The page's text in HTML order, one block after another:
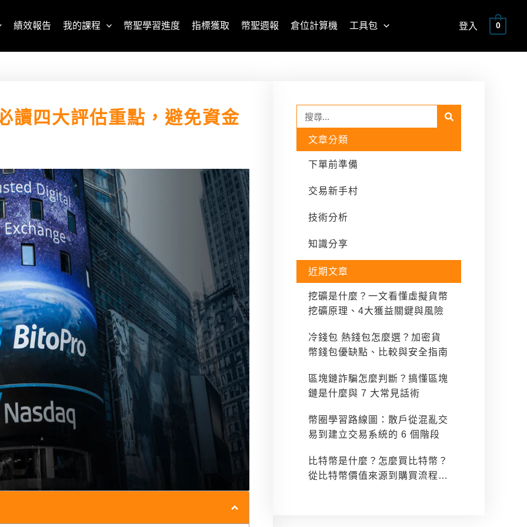
績效報告 我的課程 幣聖學習進度 指標獲取 幣聖週報 倉位計算機 工具包 登入 0
四大評估重點，避免資金 Search
文章分類
下單前準備
交易新手村
技術分析
知識分享
近期文章
挖礦是什麼？一文看懂虛擬貨幣
挖礦原理、4大獲益關鍵與風險
冷錢包 熱錢包怎麼選？加密貨
幣錢包優缺點、比較與安全指南
區塊鏈詐騙怎麼判斷？搞懂區塊
鏈是什麼與 7 大常見話術
幣圈學習路線圖：散戶從混亂交
易到建立交易系統的 6 個階段
比特幣是什麼？怎麼買比特幣？
從比特幣價值來源到購買流程一